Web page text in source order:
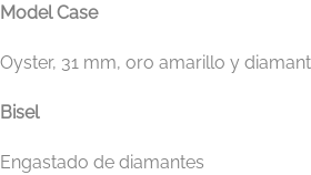
Model Case
Oyster, 31 mm, oro amarillo y
Bisel
Engastado de diamantes